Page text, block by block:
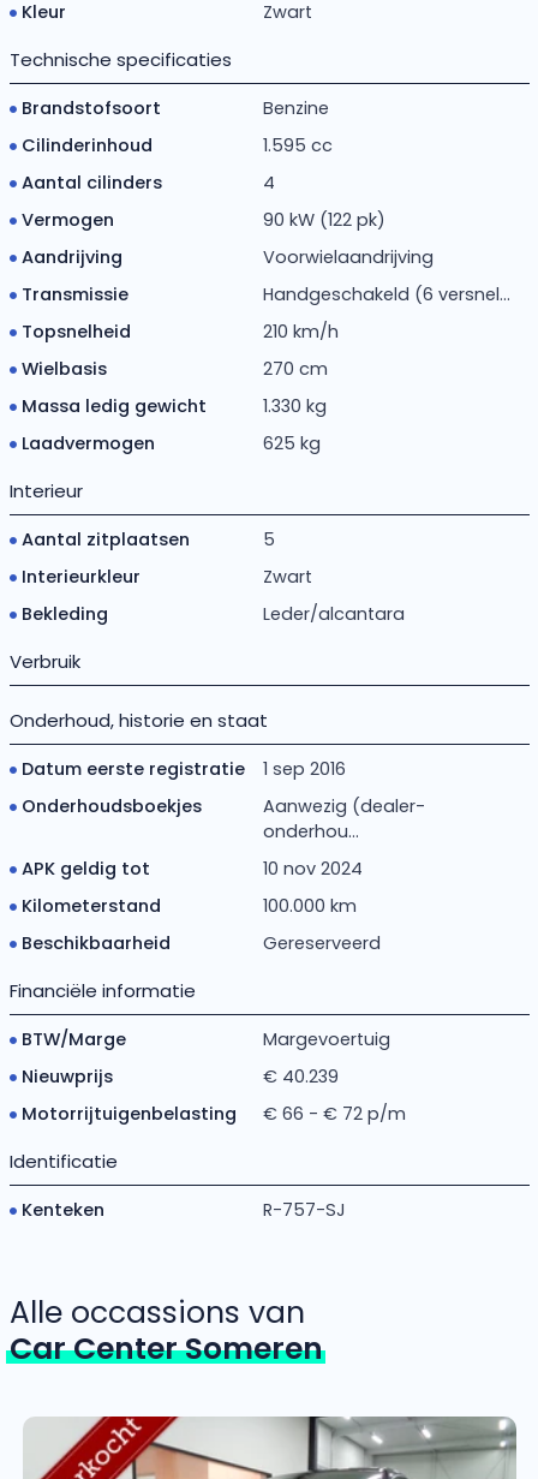
Kleur Zwart
Technische specificaties
Brandstofsoort
Benzine
Cilinderinhoud
1.595 cc
Aantal cilinders
4
Vermogen
90 kW (122 pk)
Aandrijving
Voorwielaandrijving
Transmissie
Handgeschakeld (6 versnel...
Topsnelheid
210 km/h
Wielbasis
270 cm
Massa ledig gewicht
1.330 kg
Laadvermogen
625 kg
Interieur
Aantal zitplaatsen
5
Interieurkleur
Zwart
Bekleding
Leder/alcantara
Verbruik
Onderhoud, historie en staat
Datum eerste registratie
1 sep 2016
Onderhoudsboekjes
Aanwezig (dealer-
onderhou...
APK geldig tot
10 nov 2024
Kilometerstand
100.000 km
Beschikbaarheid
Gereserveerd
Financiële informatie
BTW/Marge
Margevoertuig
Nieuwprijs
€ 40.239
Motorrijtuigenbelasting
€ 66 - € 72 p/m
Identificatie
Kenteken R-757-SJ
Alle occassions van
Car Center Someren